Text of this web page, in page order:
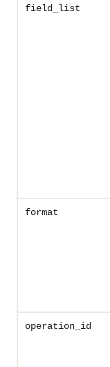
field_list
format
operation_id